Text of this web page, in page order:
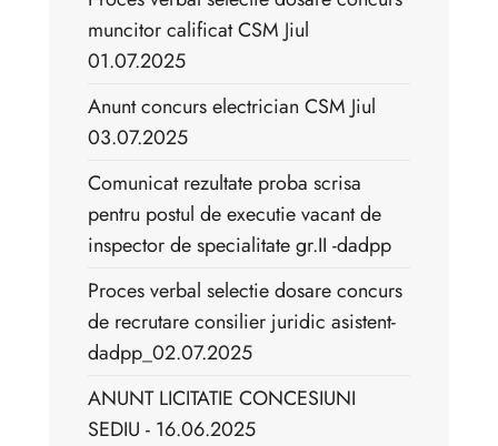
muncitor calificat CSM Jiul
01.07.2025
Anunt concurs electrician CSM Jiul
03.07.2025
Comunicat rezultate proba scrisa
pentru postul de executie vacant de
inspector de specialitate gr.II -dadpp
Proces verbal selectie dosare concurs
de recrutare consilier juridic asistent-
dadpp_02.07.2025
ANUNT LICITATIE CONCESIUNI
SEDIU - 16.06.2025